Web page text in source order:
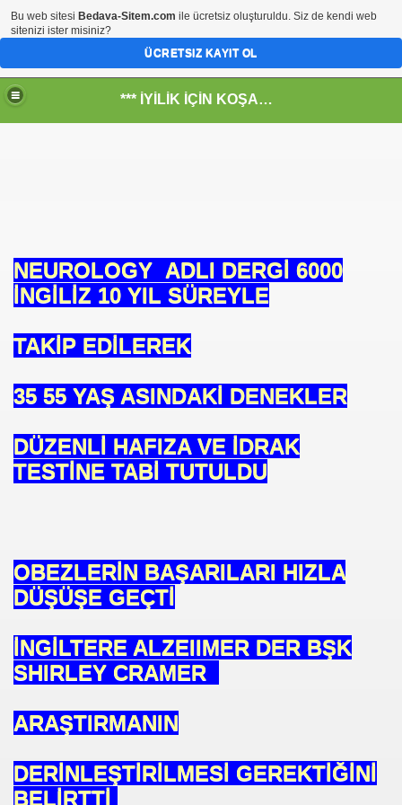
*** İYİLİK İÇİN KOŞANLARIN YERİ***
NEUROLOGY ADLI DERGİ 6000
İNGİLİZ 10 YIL SÜREYLE
TAKİP EDİLEREK
35 55 YAŞ ASINDAKİ DENEKLER
DÜZENLİ HAFIZA VE İDRAK
TESTİNE TABİ TUTULDU
OBEZLERİN BAŞARILARI HIZLA
DÜŞÜŞE GEÇTİ
İNGİLTERE ALZEIIMER DER BŞK
SHIRLEY CRAMER
ARAŞTIRMANIN
DERİNLEŞTİRİLMESİ GEREKTİĞİNİ
BELİRTTİ
- HİDROJEN ENERJİ MRK *NASIL ENGELLENDİ* !!!
-Engellenen Mühendis !!!
Halal Food
TARİHİ MÜZESİ
Bu web sitesi Bedava-Sitem.com ile ücretsiz oluşturuldu. Siz de kendi web
sitenizi ister misiniz?
ÜCRETSIZ KAYIT OL